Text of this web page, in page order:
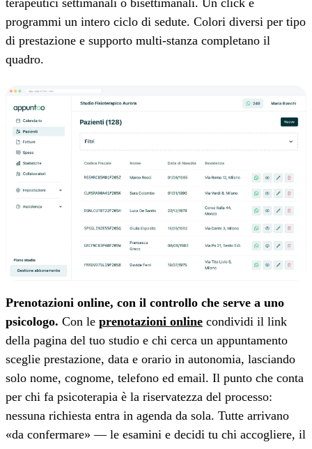
terapeutici settimanali o bisettimanali. Un click e
programmi un intero ciclo di sedute. Colori diversi per tipo
di prestazione e supporto multi-stanza completano il
quadro.
Prenotazioni online, con il controllo che serve a uno
psicologo. Con le prenotazioni online condividi il link
della pagina del tuo studio e chi cerca un appuntamento
sceglie prestazione, data e orario in autonomia, lasciando
solo nome, cognome, telefono ed email. Il punto che conta
per chi fa psicoterapia è la riservatezza del processo:
nessuna richiesta entra in agenda da sola. Tutte arrivano
«da confermare» — le esamini e decidi tu chi accogliere, il